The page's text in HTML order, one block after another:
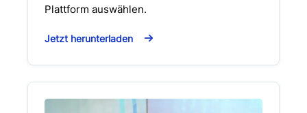
Plattform auswählen.
Jetzt herunterladen